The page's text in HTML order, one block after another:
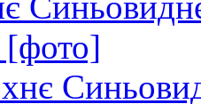
[фото]